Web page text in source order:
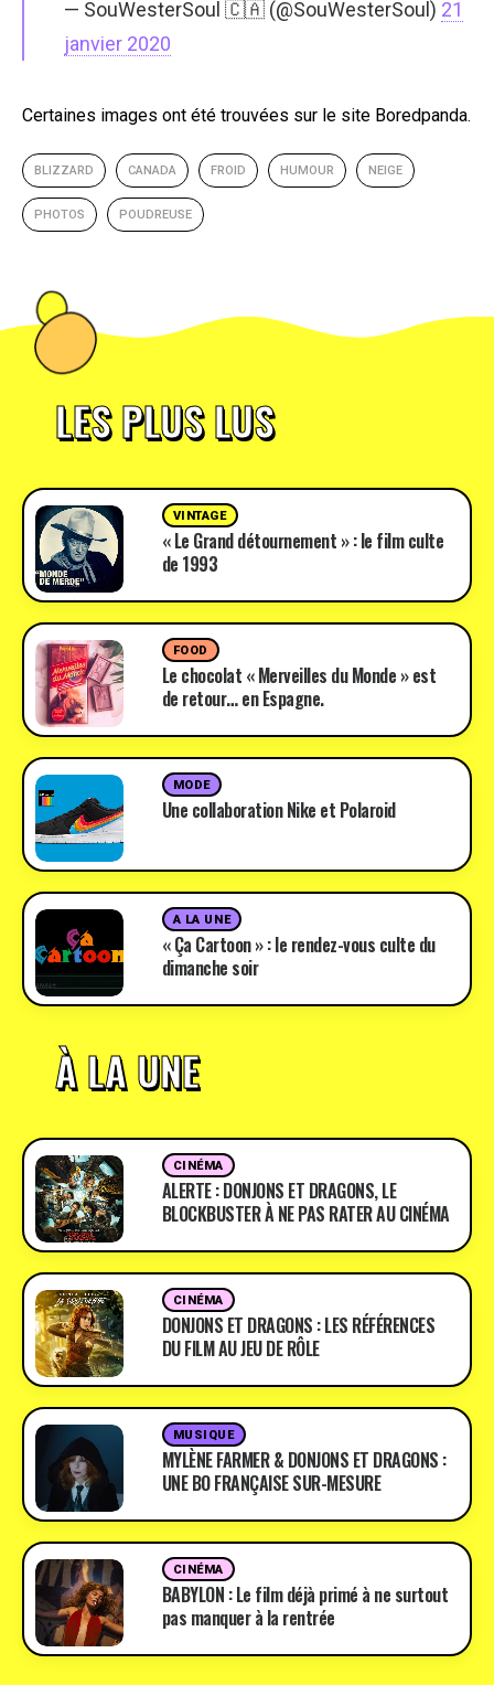
— SouWesterSoul 🇨🇦 (@SouWesterSoul) 21
janvier 2020
Certaines images ont été trouvées sur le site Boredpanda.
BLIZZARD CANADA FROID HUMOUR NEIGE
PHOTOS POUDREUSE
LES PLUS LUS
VINTAGE
« Le Grand détournement » : le film culte
de 1993
FOOD
Le chocolat « Merveilles du Monde » est
de retour… en Espagne.
MODE
Une collaboration Nike et Polaroid
A LA UNE
« Ça Cartoon » : le rendez-vous culte du
dimanche soir
À LA UNE
CINÉMA
ALERTE : DONJONS ET DRAGONS, LE
BLOCKBUSTER À NE PAS RATER AU CINÉMA
CINÉMA
DONJONS ET DRAGONS : LES RÉFÉRENCES
DU FILM AU JEU DE RÔLE
MUSIQUE
MYLÈNE FARMER & DONJONS ET DRAGONS :
UNE BO FRANÇAISE SUR-MESURE
CINÉMA
BABYLON : Le film déjà primé à ne surtout
pas manquer à la rentrée